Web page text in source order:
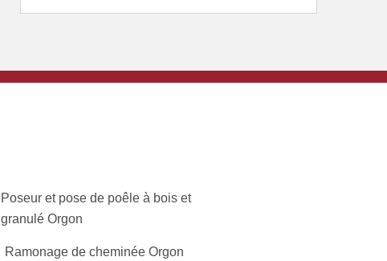
Poseur et pose de poêle à bois et
granulé Orgon
Ramonage de cheminée Orgon